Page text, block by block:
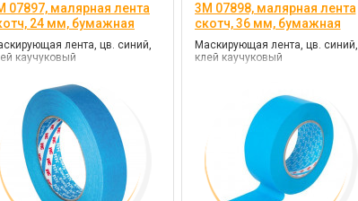
07897, малярная лента
24 мм, бумажная
лента, цв. синий,
каучуковый
3M 07898, малярная лента
скотч, 36 мм, бумажная
Маскирующая лента, цв. синий,
клей каучуковый